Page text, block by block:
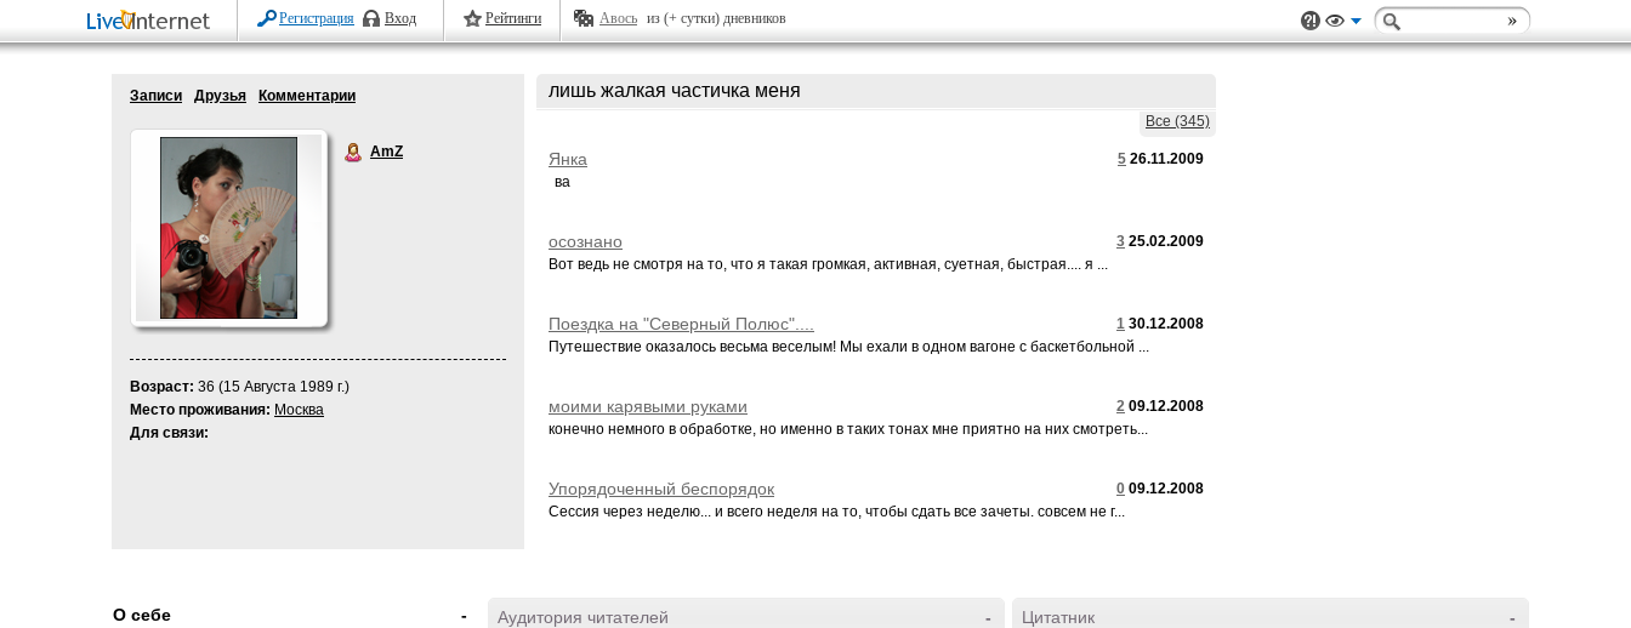
Регистрация Вход Рейтинги Авось из (+ сутки) дневников
Записи Друзья Комментарии
AmZ
Возраст: 36 (15 Августа 1989 г.)
Место проживания: Москва
Для связи:
лишь жалкая частичка меня
Все (345)
5 26.11.2009
Янка
ва
3 25.02.2009
осознано
Вот ведь не смотря на то, что я такая громкая, активная, суетная, быстрая.... я ...
1 30.12.2008
Поездка на "Северный Полюс"....
Путешествие оказалось весьма веселым! Мы ехали в одном вагоне с баскетбольной ...
2 09.12.2008
моими карявыми руками
конечно немного в обработке, но именно в таких тонах мне приятно на них смотреть...
0 09.12.2008
Упорядоченный беспорядок
Сессия через неделю... и всего неделя на то, чтобы сдать все зачеты. совсем не г...
-
О себе -
Аудитория читателей -
Цитатник